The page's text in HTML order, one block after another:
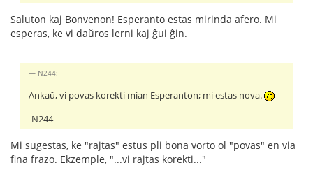
Saluton kaj Bonvenon! Esperanto estas mirinda afero. Mi
esperas, ke vi daŭros lerni kaj ĝui ĝin.
N244:
Ankaŭ, vi povas korekti mian Esperanton; mi estas nova.
-N244
Mi sugestas, ke "rajtas" estus pli bona vorto ol "povas" en via
fina frazo. Ekzemple, "...vi rajtas korekti..."